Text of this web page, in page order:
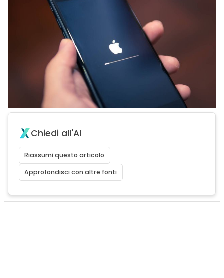
Chiedi all'AI
Riassumi questo articolo
Approfondisci con altre fonti